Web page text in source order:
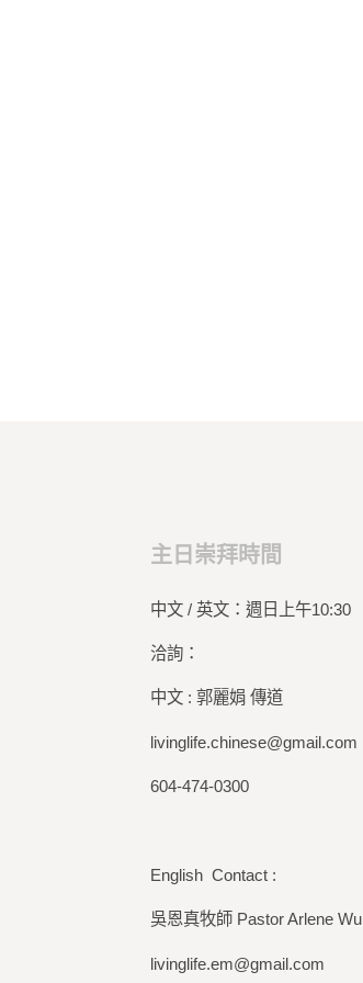
主日崇拜時間
中文 / 英文：週日上午10:30
洽詢：
中文 : 郭麗娟 傳道
livinglife.chinese@gmail.com
604-474-0300
English Contact :
吳恩真牧師 Pastor Arlene Wu
livinglife.em@gmail.com